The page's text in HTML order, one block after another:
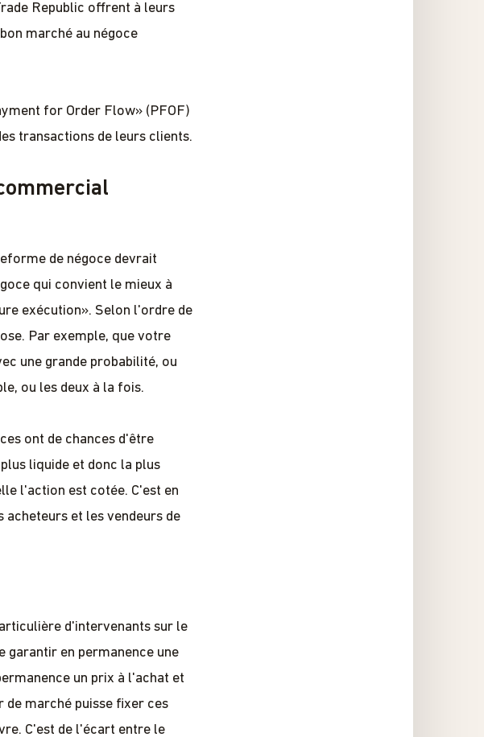
Republic offrent à leurs
marché au négoce
for Order Flow» (PFOF)
transactions de leurs clients.
de négoce devrait
qui convient le mieux à
exécution». Selon l'ordre de
Par exemple, que votre
une grande probabilité, ou
ou les deux à la fois.
ont de chances d'être
liquide et donc la plus
l'action est cotée. C'est en
et les vendeurs de
d'intervenants sur le
garantir en permanence une
un prix à l'achat et
de marché puisse fixer ces
C'est de l'écart entre le